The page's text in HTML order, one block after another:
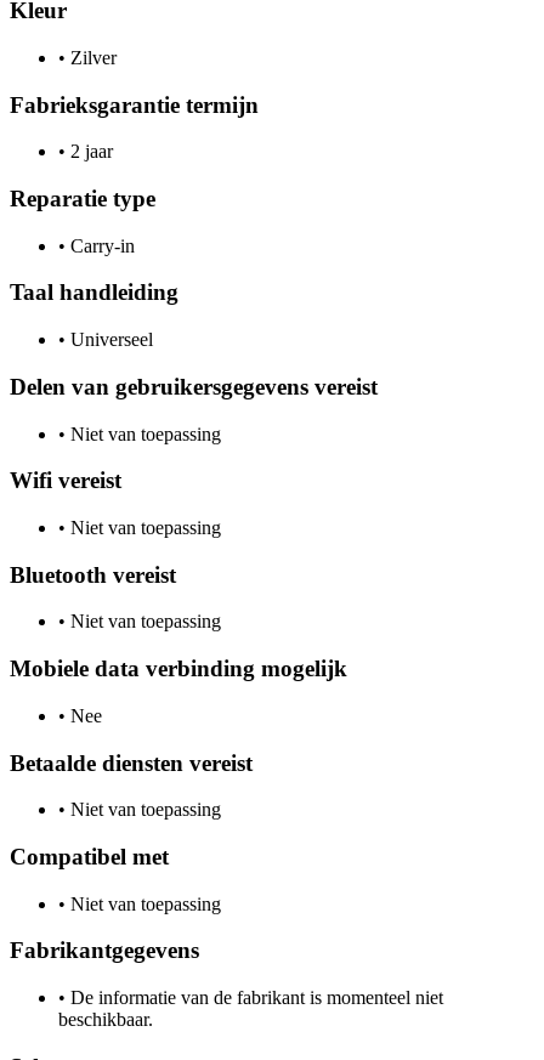
Kleur
• Zilver
Fabrieksgarantie termijn
• 2 jaar
Reparatie type
• Carry-in
Taal handleiding
• Universeel
Delen van gebruikersgegevens vereist
• Niet van toepassing
Wifi vereist
• Niet van toepassing
Bluetooth vereist
• Niet van toepassing
Mobiele data verbinding mogelijk
• Nee
Betaalde diensten vereist
• Niet van toepassing
Compatibel met
• Niet van toepassing
Fabrikantgegevens
• De informatie van de fabrikant is momenteel niet
beschikbaar.